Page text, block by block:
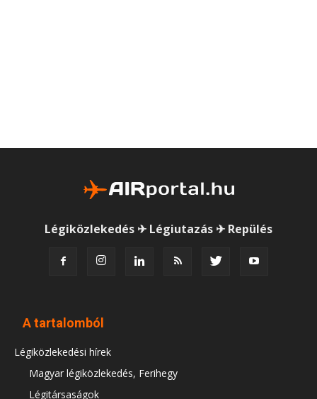
Légiközlekedés ✈ Légiutazás ✈ Repülés
A tartalomból
Légiközlekedési hírek
Magyar légiközlekedés, Ferihegy
Légitársaságok